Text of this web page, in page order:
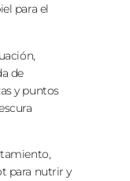
para el
de
y puntos
para nutrir y